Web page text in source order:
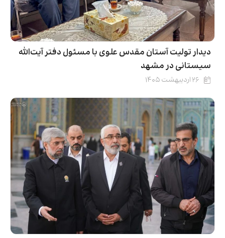
دیدار تولیت آستان مقدس علوی با مسئول دفتر آیت‌الله
سیستانی در مشهد
۲۶ اردیبهشت ۱۴۰۵